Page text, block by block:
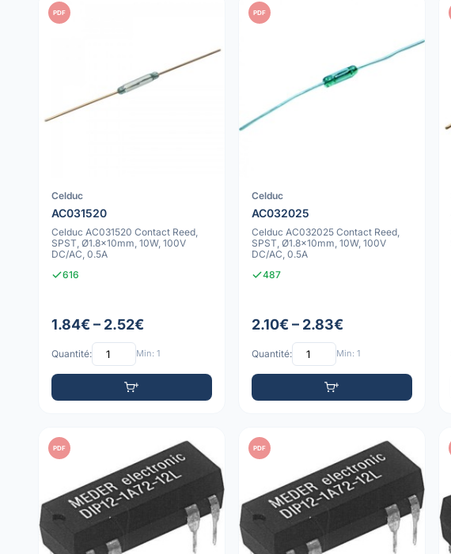
PDF
Celduc
AC031520
Celduc AC031520 Contact Reed,
SPST, Ø1.8x10mm, 10W, 100V
DC/AC, 0.5A
616
1.84€ – 2.52€
Quantité: Min: 1
PDF
Celduc
AC032025
Celduc AC032025 Contact Reed,
SPST, Ø1.8x10mm, 10W, 100V
DC/AC, 0.5A
487
2.10€ – 2.83€
Quantité: Min: 1
PDF PDF